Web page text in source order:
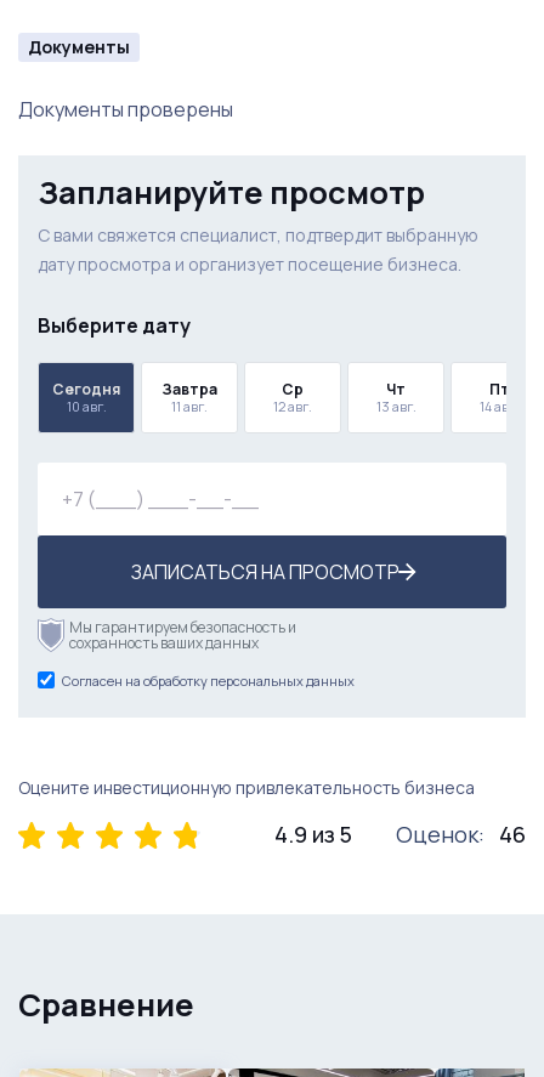
Документы
Документы проверены
Запланируйте просмотр
С вами свяжется специалист, подтвердит выбранную
дату просмотра и организует посещение бизнеса.
Выберите дату
Сегодня
10 авг.
Завтра
11 авг.
Ср
12 авг.
Чт
13 авг.
Пт
14 авг.
ЗАПИСАТЬСЯ НА ПРОСМОТР
Мы гарантируем безопасность и
сохранность ваших данных
Согласен на обработку персональных данных
Оцените инвестиционную привлекательность бизнеса
4.9 из 5 Оценок: 46
Сравнение